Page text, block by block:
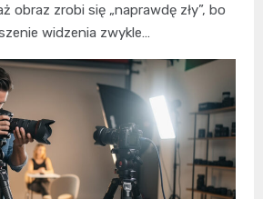
obraz zrobi się „naprawdę zły”, bo
widzenia zwykle…